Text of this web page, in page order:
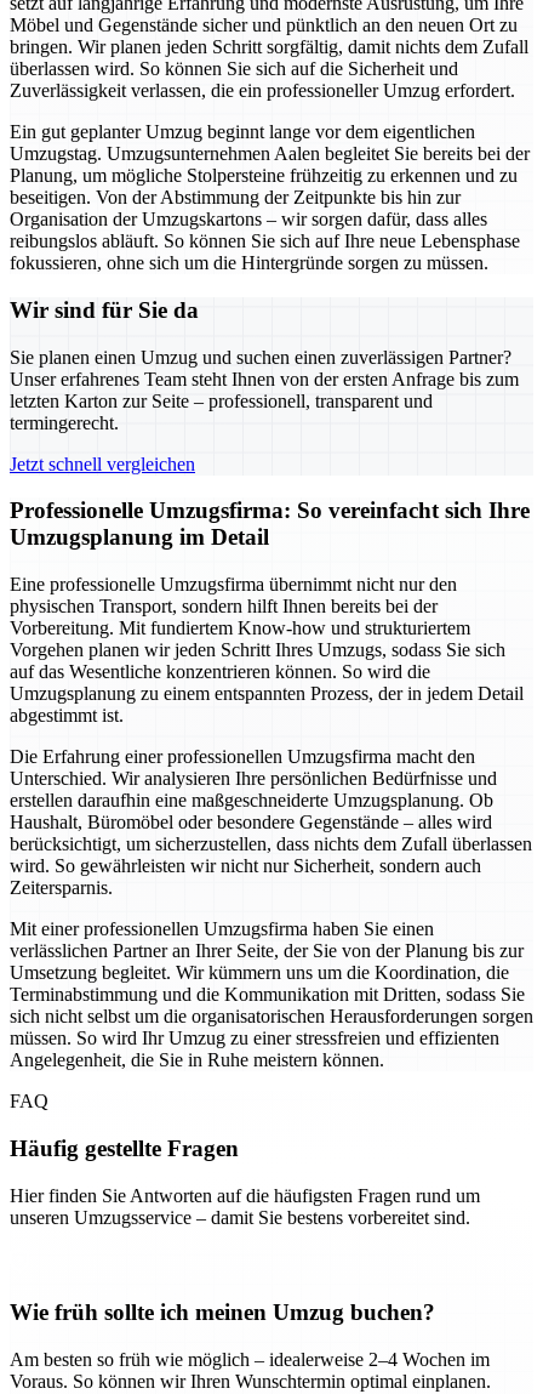
Möbel und Gegenstände sicher und pünktlich an den neuen Ort zu
bringen. Wir planen jeden Schritt sorgfältig, damit nichts dem Zufall
überlassen wird. So können Sie sich auf die Sicherheit und
Zuverlässigkeit verlassen, die ein professioneller Umzug erfordert.
Ein gut geplanter Umzug beginnt lange vor dem eigentlichen
Umzugstag. Umzugsunternehmen Aalen begleitet Sie bereits bei der
Planung, um mögliche Stolpersteine frühzeitig zu erkennen und zu
beseitigen. Von der Abstimmung der Zeitpunkte bis hin zur
Organisation der Umzugskartons – wir sorgen dafür, dass alles
reibungslos abläuft. So können Sie sich auf Ihre neue Lebensphase
fokussieren, ohne sich um die Hintergründe sorgen zu müssen.
Wir sind für Sie da
Sie planen einen Umzug und suchen einen zuverlässigen Partner?
Unser erfahrenes Team steht Ihnen von der ersten Anfrage bis zum
letzten Karton zur Seite – professionell, transparent und
termingerecht.
Jetzt schnell vergleichen
Professionelle Umzugsfirma: So vereinfacht sich Ihre
Umzugsplanung im Detail
Eine professionelle Umzugsfirma übernimmt nicht nur den
physischen Transport, sondern hilft Ihnen bereits bei der
Vorbereitung. Mit fundiertem Know-how und strukturiertem
Vorgehen planen wir jeden Schritt Ihres Umzugs, sodass Sie sich
auf das Wesentliche konzentrieren können. So wird die
Umzugsplanung zu einem entspannten Prozess, der in jedem Detail
abgestimmt ist.
Die Erfahrung einer professionellen Umzugsfirma macht den
Unterschied. Wir analysieren Ihre persönlichen Bedürfnisse und
erstellen daraufhin eine maßgeschneiderte Umzugsplanung. Ob
Haushalt, Büromöbel oder besondere Gegenstände – alles wird
berücksichtigt, um sicherzustellen, dass nichts dem Zufall überlassen
wird. So gewährleisten wir nicht nur Sicherheit, sondern auch
Zeitersparnis.
Mit einer professionellen Umzugsfirma haben Sie einen
verlässlichen Partner an Ihrer Seite, der Sie von der Planung bis zur
Umsetzung begleitet. Wir kümmern uns um die Koordination, die
Terminabstimmung und die Kommunikation mit Dritten, sodass Sie
sich nicht selbst um die organisatorischen Herausforderungen sorgen
müssen. So wird Ihr Umzug zu einer stressfreien und effizienten
Angelegenheit, die Sie in Ruhe meistern können.
FAQ
Häufig gestellte Fragen
Hier finden Sie Antworten auf die häufigsten Fragen rund um
unseren Umzugsservice – damit Sie bestens vorbereitet sind.
Wie früh sollte ich meinen Umzug buchen?
Am besten so früh wie möglich – idealerweise 2–4 Wochen im
Voraus. So können wir Ihren Wunschtermin optimal einplanen.